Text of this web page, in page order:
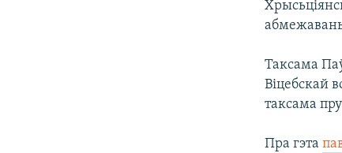
Таксама
Віцебскай
таксама
Пра гэта